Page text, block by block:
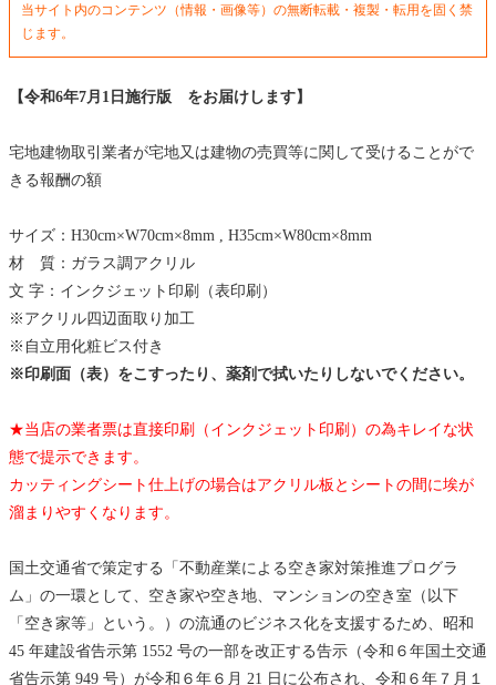
当サイト内のコンテンツ（情報・画像等）の無断転載・複製・転用を固く禁
じます。
【令和6年7月1日施行版 をお届けします】
宅地建物取引業者が宅地又は建物の売買等に関して受けることがで
きる報酬の額
サイズ：H30cm×W70cm×8mm , H35cm×W80cm×8mm
材 質：ガラス調アクリル
文 字：インクジェット印刷（表印刷）
※アクリル四辺面取り加工
※自立用化粧ビス付き
※印刷面（表）をこすったり、薬剤で拭いたりしないでください。
★当店の業者票は直接印刷（インクジェット印刷）の為キレイな状
態で提示できます。
カッティングシート仕上げの場合はアクリル板とシートの間に埃が
溜まりやすくなります。
国土交通省で策定する「不動産業による空き家対策推進プログラ
ム」の一環として、空き家や空き地、マンションの空き室（以下
「空き家等」という。）の流通のビジネス化を支援するため、昭和
45 年建設省告示第 1552 号の一部を改正する告示（令和６年国土交通
省告示第 949 号）が令和６年６月 21 日に公布され、令和６年７月１